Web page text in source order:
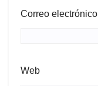
Correo electrónico
Web